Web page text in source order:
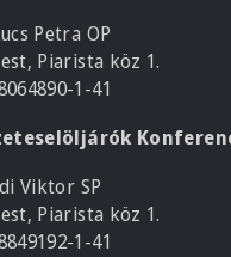
Petra OP
Piarista köz 1.
1-41
Viktor SP
Piarista köz 1.
1-41